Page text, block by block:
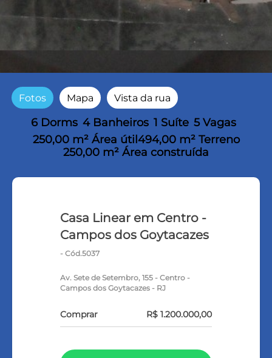
Fotos Mapa Vista da rua
6 Dorms 4 Banheiros 1 Suíte 5 Vagas
250,00 m² Área útil 494,00 m² Terreno
250,00 m² Área construída
Casa Linear em Centro -
Campos dos Goytacazes
- Cód.5037
Av. Sete de Setembro, 155 - Centro -
Campos dos Goytacazes - RJ
Comprar R$ 1.200.000,00